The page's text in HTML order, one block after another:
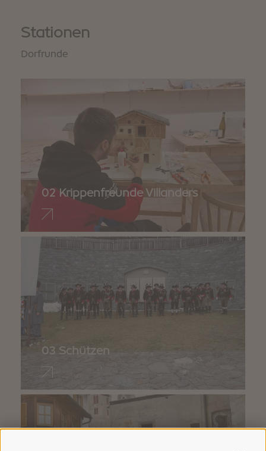
Stationen
Dorfrunde
02 Krippenfreunde Villanders
03 Schützen